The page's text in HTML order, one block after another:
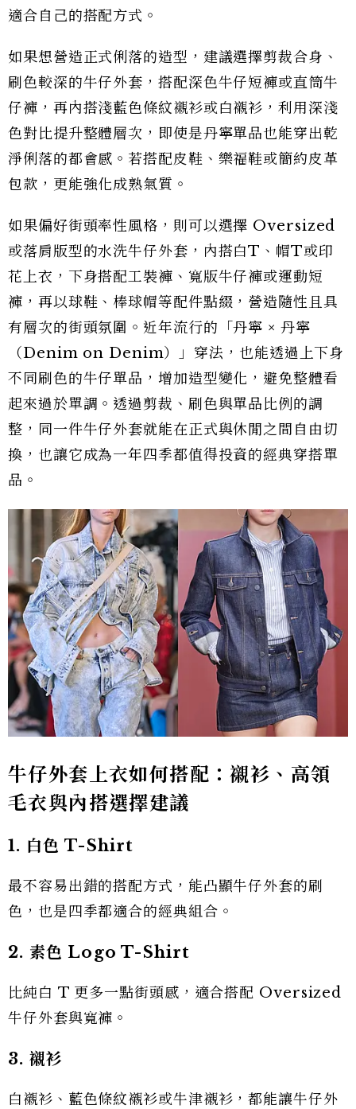
適合自己的搭配方式。
如果想營造正式俐落的造型，建議選擇剪裁合身、
刷色較深的牛仔外套，搭配深色牛仔短褲或直筒牛
仔褲，再內搭淺藍色條紋襯衫或白襯衫，利用深淺
色對比提升整體層次，即使是丹寧單品也能穿出乾
淨俐落的都會感。若搭配皮鞋、樂福鞋或簡約皮革
包款，更能強化成熟氣質。
如果偏好街頭率性風格，則可以選擇 Oversized
或落肩版型的水洗牛仔外套，內搭白T、帽T或印
花上衣，下身搭配工裝褲、寬版牛仔褲或運動短
褲，再以球鞋、棒球帽等配件點綴，營造隨性且具
有層次的街頭氛圍。近年流行的「丹寧 × 丹寧
（Denim on Denim）」穿法，也能透過上下身
不同刷色的牛仔單品，增加造型變化，避免整體看
起來過於單調。透過剪裁、刷色與單品比例的調
整，同一件牛仔外套就能在正式與休閒之間自由切
換，也讓它成為一年四季都值得投資的經典穿搭單
品。
牛仔外套上衣如何搭配：襯衫、高領
毛衣與內搭選擇建議
1. 白色 T-Shirt
最不容易出錯的搭配方式，能凸顯牛仔外套的刷
色，也是四季都適合的經典組合。
2. 素色 Logo T-Shirt
比純白 T 更多一點街頭感，適合搭配 Oversized
牛仔外套與寬褲。
3. 襯衫
白襯衫、藍色條紋襯衫或牛津襯衫，都能讓牛仔外